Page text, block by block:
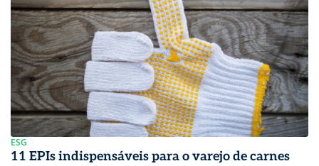
ESG
11 EPIs indispensáveis para o varejo de carnes